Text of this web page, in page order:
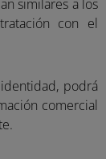
similares a los
con el
podrá
comercial